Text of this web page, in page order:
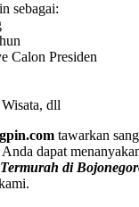
sebagai:
Calon Presiden
dll
tawarkan
dapat
di